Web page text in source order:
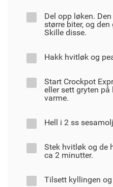
Del opp løken.
større biter, og
Skille disse.
Hakk hvitløk og
Start Crockpot
eller sett gryten
varme.
Hell i 2 ss
Stek hvitløk og de
ca 2 minutter.
Tilsett kyllingen